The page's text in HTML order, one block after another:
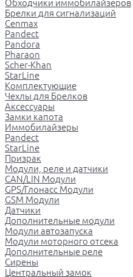
Обходчики иммобилайзеров
Брелки для сигнализаций
Cenmax
Pandect
Pandora
Pharaon
Scher-Khan
StarLine
Комплектующие
Чехлы для Брелков
Аксессуары
Замки капота
Иммобилайзеры
Pandect
StarLine
Призрак
Модули, реле и датчики
CAN/LIN Модули
GPS/Глонасс Модули
GSM Модули
Датчики
Дополнительные модули
Модули автозапуска
Модули моторного отсека
Дополнительные реле
Сирены
Центральный замок